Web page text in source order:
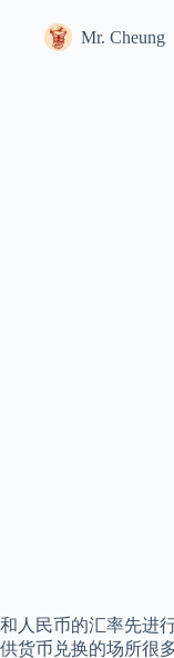
Mr. Cheung
和人民币的汇率先进
供货币兑换的场所很